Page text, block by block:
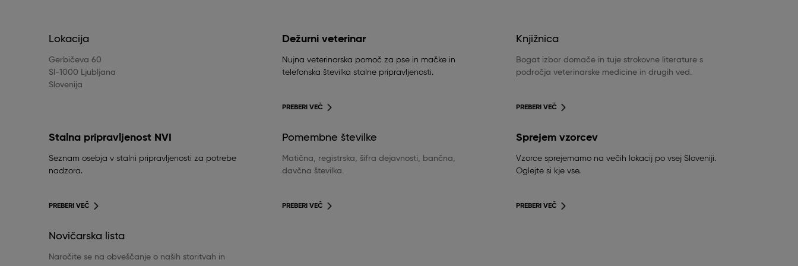
Lokacija
Gerbičeva 60
SI-1000 Ljubljana
Slovenija
Dežurni veterinar
Nujna veterinarska pomoč za pse in mačke in
telefonska številka stalne pripravljenosti.
PREBERI VEČ
Knjižnica
Bogat izbor domače in tuje strokovne literature s
področja veterinarske medicine in drugih ved.
PREBERI VEČ
Stalna pripravljenost NVI
Seznam osebja v stalni pripravljenosti za potrebe
nadzora.
PREBERI VEČ
Pomembne številke
Matična, registrska, šifra dejavnosti, bančna,
davčna številka.
PREBERI VEČ
Sprejem vzorcev
Vzorce sprejemamo na večih lokacij po vsej Sloveniji.
Oglejte si kje vse.
PREBERI VEČ
Novičarska lista
Naročite se na obveščanje o naših storitvah in